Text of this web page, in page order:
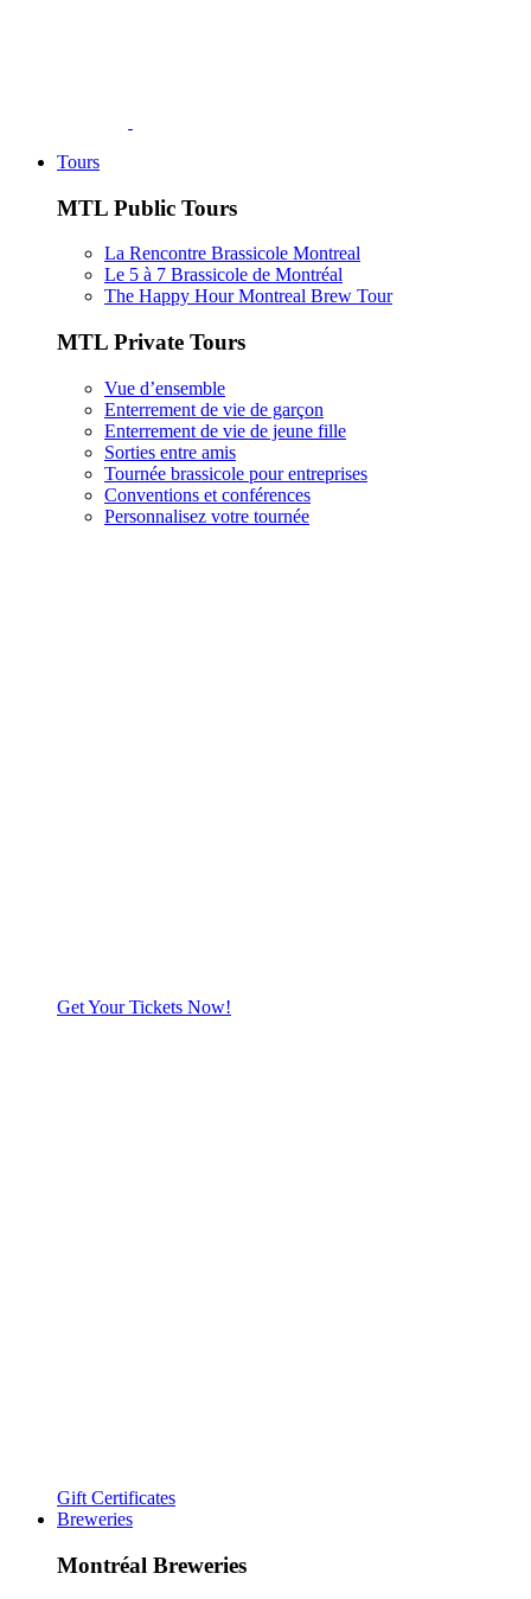
Tours
MTL Public Tours
La Rencontre Brassicole Montreal
Le 5 à 7 Brassicole de Montréal
The Happy Hour Montreal Brew Tour
MTL Private Tours
Vue d’ensemble
Enterrement de vie de garçon
Enterrement de vie de jeune fille
Sorties entre amis
Tournée brassicole pour entreprises
Conventions et conférences
Personnalisez votre tournée
Get Your Tickets Now!
Gift Certificates
Breweries
Montréal Breweries